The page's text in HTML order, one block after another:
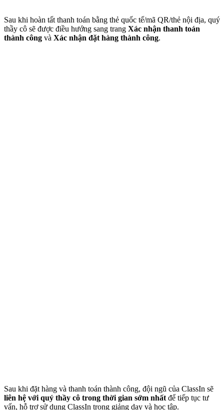
Sau khi hoàn tất thanh toán bằng thẻ quốc tế/mã QR/thẻ nội địa, quý
thầy cô sẽ được điều hướng sang trang Xác nhận thanh toán
thành công và Xác nhận đặt hàng thành công.
Sau khi đặt hàng và thanh toán thành công, đội ngũ của ClassIn sẽ
liên hệ với quý thầy cô trong thời gian sớm nhất để tiếp tục tư
vấn, hỗ trợ sử dụng ClassIn trong giảng dạy và học tập.